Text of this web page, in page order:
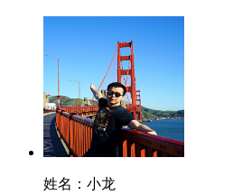
姓名： 小龙